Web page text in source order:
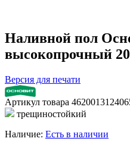
Наливной пол
высокопрочный
Версия для печати
Артикул товара
трещиностойкий
Наличие: Есть в наличии